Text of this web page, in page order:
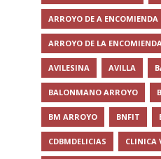
ARROYO DE A ENCOMIENDA
ARROYO DE LA ENCOMIENDA
AVILESINA AVILLA
BALONMANO ARROYO
BM ARROYO BNFIT
CDBMDELICIAS CLINICA